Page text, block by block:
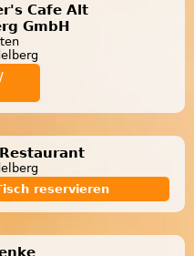
Cafe Alt
GmbH
reservieren